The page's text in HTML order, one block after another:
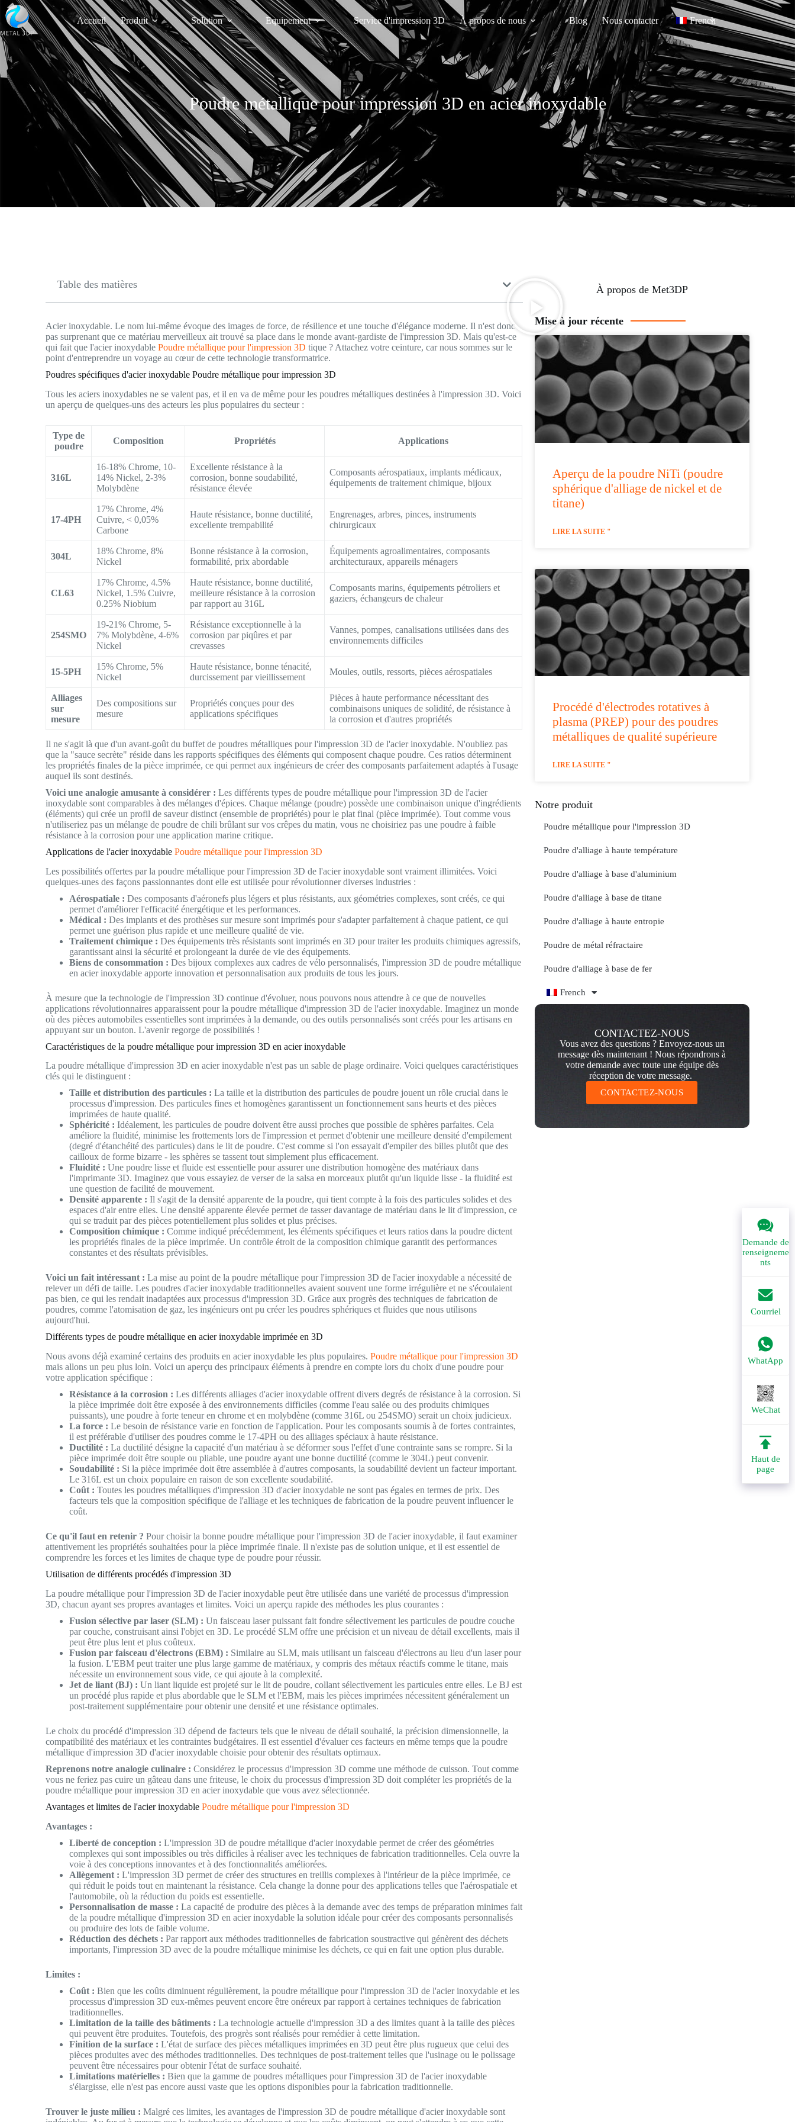
Accueil Produit Solution Equipement Service d'impression 3D À propos de nous Blog Nous contacter French
Demande de
renseigneme
nts
Courriel
WhatApp
WeChat
Haut de
page
Poudre métallique pour impression 3D en acier inoxydable
Table des matières
Acier inoxydable. Le nom lui-même évoque des images de force, de résilience et une touche d'élégance moderne. Il n'est donc
pas surprenant que ce matériau merveilleux ait trouvé sa place dans le monde avant-gardiste de l'impression 3D. Mais qu'est-ce
qui fait que l'acier inoxydablePoudre métallique pour l'impression 3D tique ? Attachez votre ceinture, car nous sommes sur le
point d'entreprendre un voyage au cœur de cette technologie transformatrice.
Poudres spécifiques d'acier inoxydable Poudre métallique pour impression 3D
Tous les aciers inoxydables ne se valent pas, et il en va de même pour les poudres métalliques destinées à l'impression 3D. Voici
un aperçu de quelques-uns des acteurs les plus populaires du secteur :
Type de
poudre
Composition Propriétés Applications
316L
16-18% Chrome, 10-
14% Nickel, 2-3%
Molybdène
Excellente résistance à la
corrosion, bonne soudabilité,
résistance élevée
Composants aérospatiaux, implants médicaux,
équipements de traitement chimique, bijoux
17-4PH
17% Chrome, 4%
Cuivre, < 0,05%
Carbone
Haute résistance, bonne ductilité,
excellente trempabilité
Engrenages, arbres, pinces, instruments
chirurgicaux
304L
18% Chrome, 8%
Nickel
Bonne résistance à la corrosion,
formabilité, prix abordable
Équipements agroalimentaires, composants
architecturaux, appareils ménagers
CL63
17% Chrome, 4.5%
Nickel, 1.5% Cuivre,
0.25% Niobium
Haute résistance, bonne ductilité,
meilleure résistance à la corrosion
par rapport au 316L
Composants marins, équipements pétroliers et
gaziers, échangeurs de chaleur
254SMO
19-21% Chrome, 5-
7% Molybdène, 4-6%
Nickel
Résistance exceptionnelle à la
corrosion par piqûres et par
crevasses
Vannes, pompes, canalisations utilisées dans des
environnements difficiles
15-5PH
15% Chrome, 5%
Nickel
Haute résistance, bonne ténacité,
durcissement par vieillissement
Moules, outils, ressorts, pièces aérospatiales
Alliages
sur
mesure
Des compositions sur
mesure
Propriétés conçues pour des
applications spécifiques
Pièces à haute performance nécessitant des
combinaisons uniques de solidité, de résistance à
la corrosion et d'autres propriétés
Il ne s'agit là que d'un avant-goût du buffet de poudres métalliques pour l'impression 3D de l'acier inoxydable. N'oubliez pas
que la "sauce secrète" réside dans les rapports spécifiques des éléments qui composent chaque poudre. Ces ratios déterminent
les propriétés finales de la pièce imprimée, ce qui permet aux ingénieurs de créer des composants parfaitement adaptés à l'usage
auquel ils sont destinés.
Voici une analogie amusante à considérer : Les différents types de poudre métallique pour l'impression 3D de l'acier
inoxydable sont comparables à des mélanges d'épices. Chaque mélange (poudre) possède une combinaison unique d'ingrédients
(éléments) qui crée un profil de saveur distinct (ensemble de propriétés) pour le plat final (pièce imprimée). Tout comme vous
n'utiliseriez pas un mélange de poudre de chili brûlant sur vos crêpes du matin, vous ne choisiriez pas une poudre à faible
résistance à la corrosion pour une application marine critique.
Applications de l'acier inoxydable Poudre métallique pour l'impression 3D
Les possibilités offertes par la poudre métallique pour l'impression 3D de l'acier inoxydable sont vraiment illimitées. Voici
quelques-unes des façons passionnantes dont elle est utilisée pour révolutionner diverses industries :
Aérospatiale : Des composants d'aéronefs plus légers et plus résistants, aux géométries complexes, sont créés, ce qui
permet d'améliorer l'efficacité énergétique et les performances.
Médical : Des implants et des prothèses sur mesure sont imprimés pour s'adapter parfaitement à chaque patient, ce qui
permet une guérison plus rapide et une meilleure qualité de vie.
Traitement chimique : Des équipements très résistants sont imprimés en 3D pour traiter les produits chimiques agressifs,
garantissant ainsi la sécurité et prolongeant la durée de vie des équipements.
Biens de consommation : Des bijoux complexes aux cadres de vélo personnalisés, l'impression 3D de poudre métallique
en acier inoxydable apporte innovation et personnalisation aux produits de tous les jours.
À mesure que la technologie de l'impression 3D continue d'évoluer, nous pouvons nous attendre à ce que de nouvelles
applications révolutionnaires apparaissent pour la poudre métallique d'impression 3D de l'acier inoxydable. Imaginez un monde
où des pièces automobiles essentielles sont imprimées à la demande, ou des outils personnalisés sont créés pour les artisans en
appuyant sur un bouton. L'avenir regorge de possibilités !
Caractéristiques de la poudre métallique pour impression 3D en acier inoxydable
La poudre métallique d'impression 3D en acier inoxydable n'est pas un sable de plage ordinaire. Voici quelques caractéristiques
clés qui le distinguent :
Taille et distribution des particules : La taille et la distribution des particules de poudre jouent un rôle crucial dans le
processus d'impression. Des particules fines et homogènes garantissent un fonctionnement sans heurts et des pièces
imprimées de haute qualité.
Sphéricité : Idéalement, les particules de poudre doivent être aussi proches que possible de sphères parfaites. Cela
améliore la fluidité, minimise les frottements lors de l'impression et permet d'obtenir une meilleure densité d'empilement
(degré d'étanchéité des particules) dans le lit de poudre. C'est comme si l'on essayait d'empiler des billes plutôt que des
cailloux de forme bizarre - les sphères se tassent tout simplement plus efficacement.
Fluidité : Une poudre lisse et fluide est essentielle pour assurer une distribution homogène des matériaux dans
l'imprimante 3D. Imaginez que vous essayiez de verser de la salsa en morceaux plutôt qu'un liquide lisse - la fluidité est
une question de facilité de mouvement.
Densité apparente : Il s'agit de la densité apparente de la poudre, qui tient compte à la fois des particules solides et des
espaces d'air entre elles. Une densité apparente élevée permet de tasser davantage de matériau dans le lit d'impression, ce
qui se traduit par des pièces potentiellement plus solides et plus précises.
Composition chimique : Comme indiqué précédemment, les éléments spécifiques et leurs ratios dans la poudre dictent
les propriétés finales de la pièce imprimée. Un contrôle étroit de la composition chimique garantit des performances
constantes et des résultats prévisibles.
Voici un fait intéressant : La mise au point de la poudre métallique pour l'impression 3D de l'acier inoxydable a nécessité de
relever un défi de taille. Les poudres d'acier inoxydable traditionnelles avaient souvent une forme irrégulière et ne s'écoulaient
pas bien, ce qui les rendait inadaptées aux processus d'impression 3D. Grâce aux progrès des techniques de fabrication de
poudres, comme l'atomisation de gaz, les ingénieurs ont pu créer les poudres sphériques et fluides que nous utilisons
aujourd'hui.
Différents types de poudre métallique en acier inoxydable imprimée en 3D
Nous avons déjà examiné certains des produits en acier inoxydable les plus populaires.Poudre métallique pour l'impression 3D
mais allons un peu plus loin. Voici un aperçu des principaux éléments à prendre en compte lors du choix d'une poudre pour
votre application spécifique :
Résistance à la corrosion : Les différents alliages d'acier inoxydable offrent divers degrés de résistance à la corrosion. Si
la pièce imprimée doit être exposée à des environnements difficiles (comme l'eau salée ou des produits chimiques
puissants), une poudre à forte teneur en chrome et en molybdène (comme 316L ou 254SMO) serait un choix judicieux.
La force : Le besoin de résistance varie en fonction de l'application. Pour les composants soumis à de fortes contraintes,
il est préférable d'utiliser des poudres comme le 17-4PH ou des alliages spéciaux à haute résistance.
Ductilité : La ductilité désigne la capacité d'un matériau à se déformer sous l'effet d'une contrainte sans se rompre. Si la
pièce imprimée doit être souple ou pliable, une poudre ayant une bonne ductilité (comme le 304L) peut convenir.
Soudabilité : Si la pièce imprimée doit être assemblée à d'autres composants, la soudabilité devient un facteur important.
Le 316L est un choix populaire en raison de son excellente soudabilité.
Coût : Toutes les poudres métalliques d'impression 3D d'acier inoxydable ne sont pas égales en termes de prix. Des
facteurs tels que la composition spécifique de l'alliage et les techniques de fabrication de la poudre peuvent influencer le
coût.
Ce qu'il faut en retenir ? Pour choisir la bonne poudre métallique pour l'impression 3D de l'acier inoxydable, il faut examiner
attentivement les propriétés souhaitées pour la pièce imprimée finale. Il n'existe pas de solution unique, et il est essentiel de
comprendre les forces et les limites de chaque type de poudre pour réussir.
Utilisation de différents procédés d'impression 3D
La poudre métallique pour l'impression 3D de l'acier inoxydable peut être utilisée dans une variété de processus d'impression
3D, chacun ayant ses propres avantages et limites. Voici un aperçu rapide des méthodes les plus courantes :
Fusion sélective par laser (SLM) : Un faisceau laser puissant fait fondre sélectivement les particules de poudre couche
par couche, construisant ainsi l'objet en 3D. Le procédé SLM offre une précision et un niveau de détail excellents, mais il
peut être plus lent et plus coûteux.
Fusion par faisceau d'électrons (EBM) : Similaire au SLM, mais utilisant un faisceau d'électrons au lieu d'un laser pour
la fusion. L'EBM peut traiter une plus large gamme de matériaux, y compris des métaux réactifs comme le titane, mais
nécessite un environnement sous vide, ce qui ajoute à la complexité.
Jet de liant (BJ) : Un liant liquide est projeté sur le lit de poudre, collant sélectivement les particules entre elles. Le BJ est
un procédé plus rapide et plus abordable que le SLM et l'EBM, mais les pièces imprimées nécessitent généralement un
post-traitement supplémentaire pour obtenir une densité et une résistance optimales.
Le choix du procédé d'impression 3D dépend de facteurs tels que le niveau de détail souhaité, la précision dimensionnelle, la
compatibilité des matériaux et les contraintes budgétaires. Il est essentiel d'évaluer ces facteurs en même temps que la poudre
métallique d'impression 3D d'acier inoxydable choisie pour obtenir des résultats optimaux.
Reprenons notre analogie culinaire : Considérez le processus d'impression 3D comme une méthode de cuisson. Tout comme
vous ne feriez pas cuire un gâteau dans une friteuse, le choix du processus d'impression 3D doit compléter les propriétés de la
poudre métallique pour impression 3D en acier inoxydable que vous avez sélectionnée.
Avantages et limites de l'acier inoxydablePoudre métallique pour l'impression 3D
Avantages :
Liberté de conception : L'impression 3D de poudre métallique d'acier inoxydable permet de créer des géométries
complexes qui sont impossibles ou très difficiles à réaliser avec les techniques de fabrication traditionnelles. Cela ouvre la
voie à des conceptions innovantes et à des fonctionnalités améliorées.
Allègement : L'impression 3D permet de créer des structures en treillis complexes à l'intérieur de la pièce imprimée, ce
qui réduit le poids tout en maintenant la résistance. Cela change la donne pour des applications telles que l'aérospatiale et
l'automobile, où la réduction du poids est essentielle.
Personnalisation de masse : La capacité de produire des pièces à la demande avec des temps de préparation minimes fait
de la poudre métallique d'impression 3D en acier inoxydable la solution idéale pour créer des composants personnalisés
ou produire des lots de faible volume.
Réduction des déchets : Par rapport aux méthodes traditionnelles de fabrication soustractive qui génèrent des déchets
importants, l'impression 3D avec de la poudre métallique minimise les déchets, ce qui en fait une option plus durable.
Limites :
Coût : Bien que les coûts diminuent régulièrement, la poudre métallique pour l'impression 3D de l'acier inoxydable et les
processus d'impression 3D eux-mêmes peuvent encore être onéreux par rapport à certaines techniques de fabrication
traditionnelles.
Limitation de la taille des bâtiments : La technologie actuelle d'impression 3D a des limites quant à la taille des pièces
qui peuvent être produites. Toutefois, des progrès sont réalisés pour remédier à cette limitation.
Finition de la surface : L'état de surface des pièces métalliques imprimées en 3D peut être plus rugueux que celui des
pièces produites avec des méthodes traditionnelles. Des techniques de post-traitement telles que l'usinage ou le polissage
peuvent être nécessaires pour obtenir l'état de surface souhaité.
Limitations matérielles : Bien que la gamme de poudres métalliques pour l'impression 3D de l'acier inoxydable
s'élargisse, elle n'est pas encore aussi vaste que les options disponibles pour la fabrication traditionnelle.
Trouver le juste milieu : Malgré ces limites, les avantages de l'impression 3D de poudre métallique d'acier inoxydable sont
À propos de Met3DP
Mise à jour récente
Aperçu de la poudre NiTi (poudre
sphérique d'alliage de nickel et de
titane)
LIRE LA SUITE "
Procédé d'électrodes rotatives à
plasma (PREP) pour des poudres
métalliques de qualité supérieure
LIRE LA SUITE "
Notre produit
Poudre métallique pour l'impression 3D
Poudre d'alliage à haute température
Poudre d'alliage à base d'aluminium
Poudre d'alliage à base de titane
Poudre d'alliage à haute entropie
Poudre de métal réfractaire
Poudre d'alliage à base de fer
French
CONTACTEZ-NOUS
Vous avez des questions ? Envoyez-nous un
message dès maintenant ! Nous répondrons à
votre demande avec toute une équipe dès
réception de votre message.
CONTACTEZ-NOUS